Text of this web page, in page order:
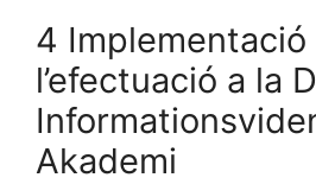
4 Implementació
l’efectuació a la
Akademi